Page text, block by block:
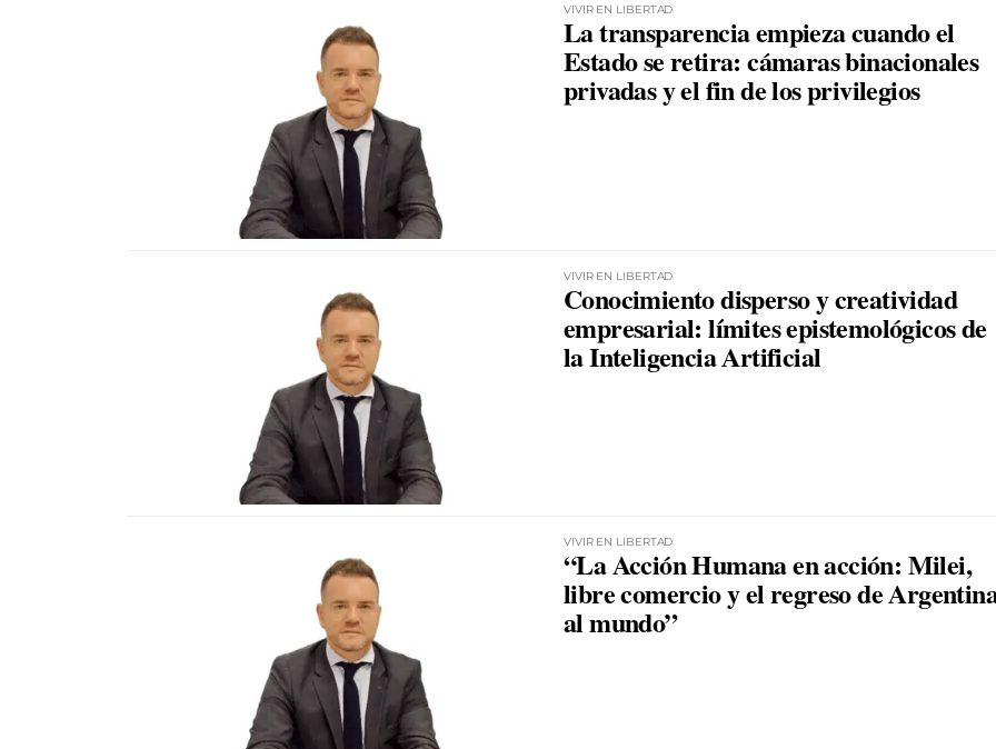
VIVIR EN LIBERTAD
La transparencia empieza cuando el
Estado se retira: cámaras binacionales
privadas y el fin de los privilegios
VIVIR EN LIBERTAD
Conocimiento disperso y creatividad
empresarial: límites epistemológicos de
la Inteligencia Artificial
VIVIR EN LIBERTAD
“La Acción Humana en acción: Milei,
libre comercio y el regreso de
al mundo”